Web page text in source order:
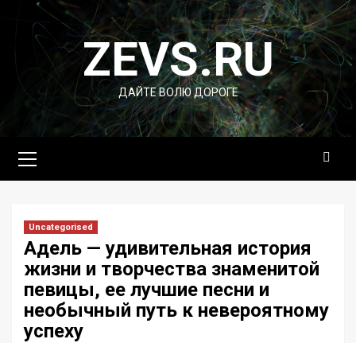
Перейти
содержимомуZEVS.RU
ДАЙТЕ ВОЛЮ ДОРОГЕ
меню
Uncategorised
Адель — удивительная история
жизни и творчества знаменитой
певицы, ее лучшие песни и
необычный путь к невероятному
успеху